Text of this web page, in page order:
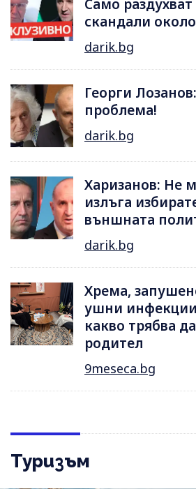
Само
скандали
darik.bg
Георги
проблема!
darik.bg
Харизанов: Не
излъга
външната
darik.bg
Хрема,
ушни инфекции
какво трябва
родител
9meseca.bg
Туризъм